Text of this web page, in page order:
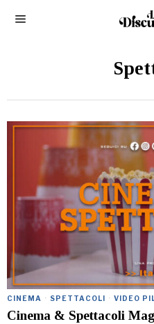
CINEMA · SPETTACOLI · VIDEO
Cinema & Spettacoli